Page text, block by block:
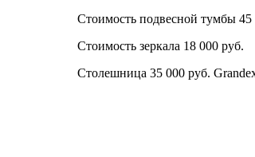
Стоимость подвесной тумбы 45
Стоимость зеркала 18 000 руб.
Столешница 35 000 руб.